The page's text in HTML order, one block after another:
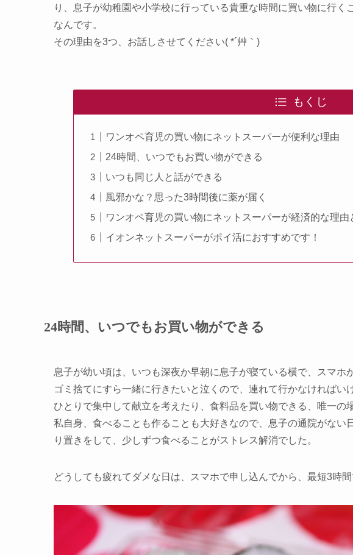
り、息子が幼稚園や小学校に行っている貴重な時間に買い物に行く
なんです。
その理由を3つ、お話しさせてください( *´艸｀)
もくじ
ワンオペ育児の買い物にネットスーパーが便利な理由
24時間、いつでもお買い物ができる
いつも同じ人と話ができる
風邪かな？思った3時間後に薬が届く
ワンオペ育児の買い物にネットスーパーが経済的な理由
イオンネットスーパーがポイ活におすすめです！
24時間、いつでもお買い物ができる
息子が幼い頃は、いつも深夜か早朝に息子が寝ている横で、スマホ
ゴミ捨てにすら一緒に行きたいと泣くので、連れて行かなければい
ひとりで集中して献立を考えたり、食料品を買い物できる、唯一の
私自身、食べることも作ることも大好きなので、息子の通院がない
り置きをして、少しずつ食べることがストレス解消でした。
どうしても疲れてダメな日は、スマホで申し込んでから、最短3時